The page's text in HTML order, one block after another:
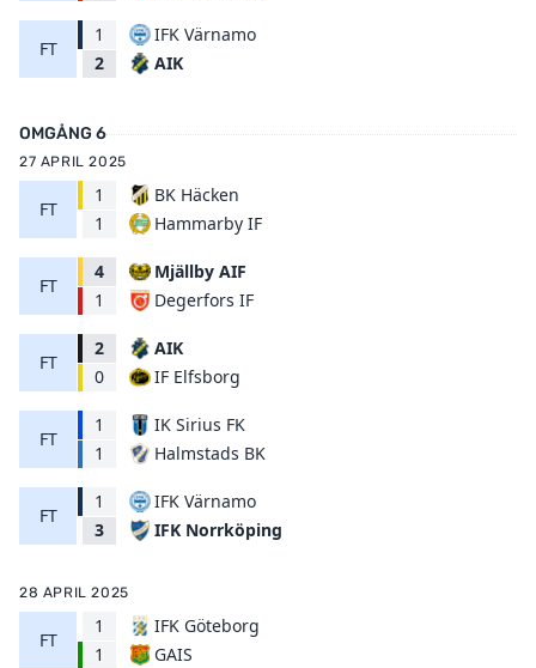
FT
1
2
IFK Värnamo
AIK
OMGÅNG 6
27 APRIL 2025
FT
1
1
BK Häcken
Hammarby IF
FT
4
1
Mjällby AIF
Degerfors IF
FT
2
0
AIK
IF Elfsborg
FT
1
1
IK Sirius FK
Halmstads BK
FT
1
3
IFK Värnamo
IFK Norrköping
28 APRIL 2025
FT
1
1
IFK Göteborg
GAIS